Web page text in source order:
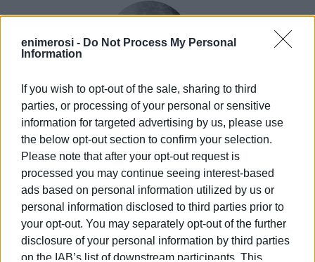
enimerosi - Do Not Process My Personal
Information
If you wish to opt-out of the sale, sharing to third
parties, or processing of your personal or sensitive
information for targeted advertising by us, please use
the below opt-out section to confirm your selection.
Please note that after your opt-out request is
processed you may continue seeing interest-based
ads based on personal information utilized by us or
personal information disclosed to third parties prior to
your opt-out. You may separately opt-out of the further
disclosure of your personal information by third parties
on the IAB’s list of downstream participants. This
ΕΛΕΝΗ ΚΟΡΩΝΑΚΗ
Εργάζεται στις Εκδόσεις Ενημέρωση από το
1990 σε θέσεις υψηλής ευθύνης. Ειδικεύεται στις
δημόσιες σχέσεις, το ελεύθερο και το
καλλιτεχνικό ρεπορτάζ.
Ακολουθήστε το enimerosi στο Facebook